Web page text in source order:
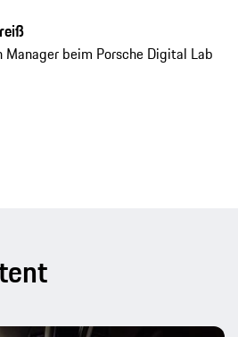
Manager beim Porsche Digital Lab